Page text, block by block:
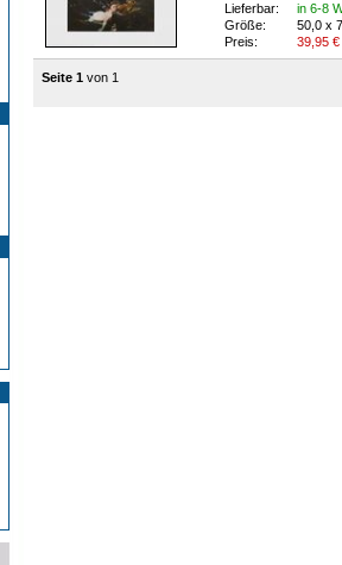
Lieferbar:
in 6-8
Größe:
50,0 x
Preis:
39,95 €
Seite 1 von 1